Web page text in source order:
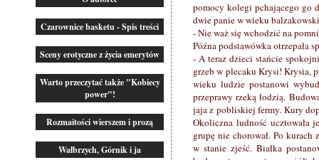
Czarownice basketu - Spis treści
Sceny erotyczne z życia emerytów
Warto przeczytać także "Kobiecy
power"!
Rozmaitości wierszem i prozą
Wałbrzych, Górnik i ja
pomocy kolegi pchającego go
dwie panie w wieku
- Nie waż się wchodzić na
Późna podstawówka otrzepała
- A teraz dzieci stańcie
grzeb w plecaku Krysi! Krysia,
wieku ludzie postanowi
przeprawy rzeką łodzią.
jaja z pobliskiej fermy. Kury
Okoliczna ludność ucztowała
grupę nie chorował. Po
w stanie zjeść. Białka